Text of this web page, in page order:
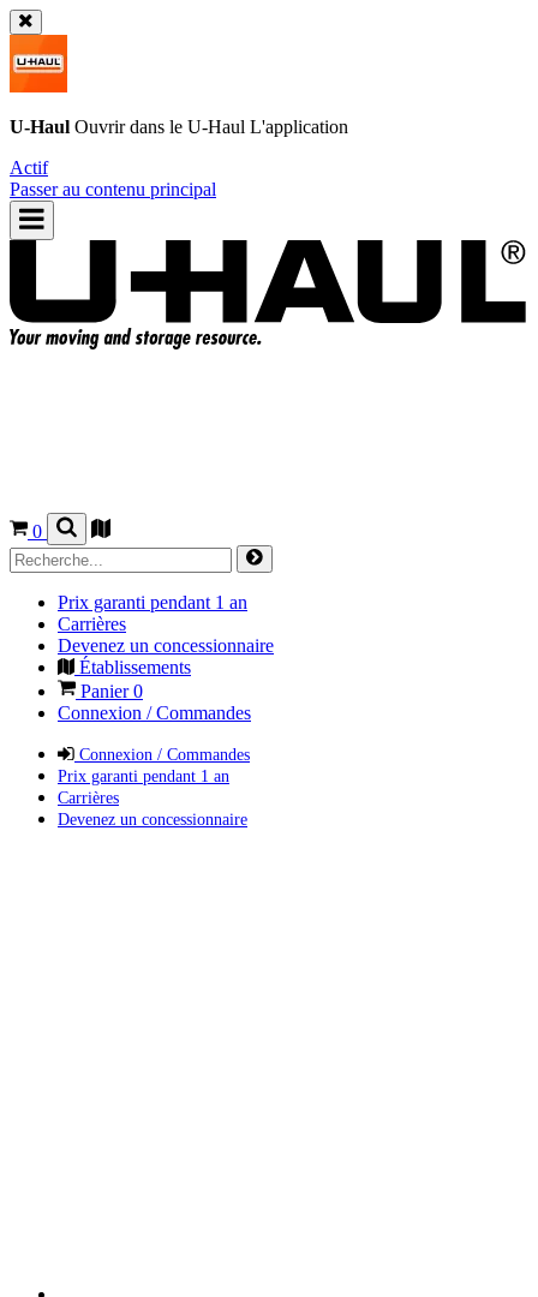
U-Haul Ouvrir dans le U-Haul L'application
Actif
Passer au contenu principal
0
Prix garanti pendant 1 an
Carrières
Devenez un concessionnaire
Établissements
Panier0
Connexion / Commandes
Connexion / Commandes
Prix garanti pendant 1 an
Carrières
Devenez un concessionnaire